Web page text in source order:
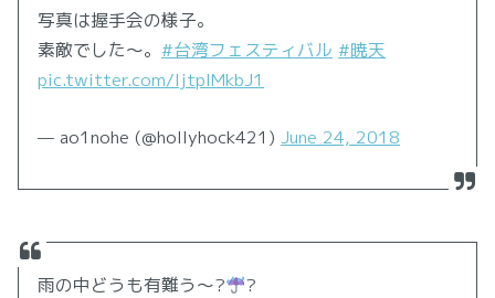
写真は握手会の様子。
素敵でした〜。#台湾フェスティバル #暁天
pic.twitter.com/ljtpIMkbJ1
— ao1nohe (@hollyhock421)June 24, 2018
雨の中どうも有難う〜?
?